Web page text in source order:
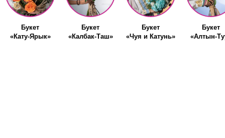
Букет
«Кату-Ярык»
Букет
«Калбак-Таш»
Букет
«Чуя и Катунь»
Букет
«Алтын-